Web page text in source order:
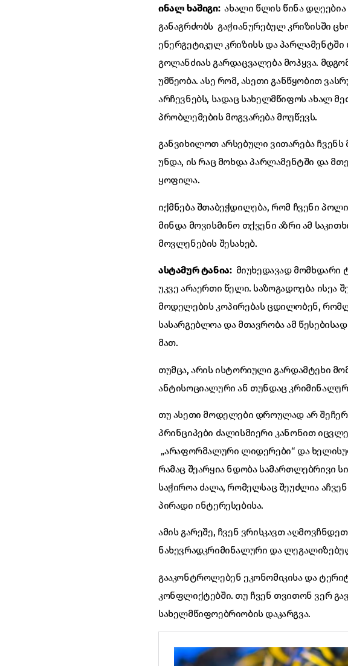
ინალ ხაშიგი: ახალი წლის წინა დღეებია
განაგრძობს გაჭიანურებულ კრიზისში
ენერგეტიკულ კრიზისს და
გოლანძიას გარდაცვალება მოჰყვა.
უმწეობა. ასე რომ, ასეთი განწყობით
არჩევნებს, სადაც სახელმწიფოს ახალ
პრობლემების მოგვარება მოუწევს.
განვიხილოთ არსებული ვითარება ჩვენს
უნდა, ის რაც მოხდა პარლამენტში და
ყოფილა.
იქმნება შთაბეჭდილება, რომ ჩვენი
მინდა მოვისმინო თქვენი აზრი ამ
მოვლენების შესახებ.
ასტამურ ტანია: მიუხედავად მომხდარი
უკვე არაერთი წელი. საზოგადოება ისეა
მოდელების კოპირებას ცდილობენ,
სასარგებლოა და მთავრობა ამ
მათ.
თუმცა, არის ისტორიული გარდამტეხი
ანტისოციალური ან თუნდაც
თუ ასეთი მოდელები დროულად არ
პრინციპები ძალისმიერი კანონით
„არაფორმალური ლიდერები“ და
რამაც შეარყია ნდობა სამართლებრივი
საჭიროა ძალა, რომელსაც შეუძლია
პირადი ინტერესებისა.
ამის გარეშე, ჩვენ ვრისკავთ
ნახევრადკრიმინალური და
გააკონტროლებენ ეკონომიკისა და
კონფლიქტებში. თუ ჩვენ თვითონ ვერ
სახელმწიფოებრიობის დაკარგვა.